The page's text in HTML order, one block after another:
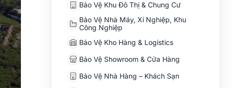
Bảo Vệ Khu Đô Thị & Chung Cư
Bảo Vệ Nhà Máy, Xí Nghiệp, Khu
Công Nghiệp
Bảo Vệ Kho Hàng & Logistics
Bảo Vệ Showroom & Cửa Hàng
Bảo Vệ Nhà Hàng – Khách Sạn